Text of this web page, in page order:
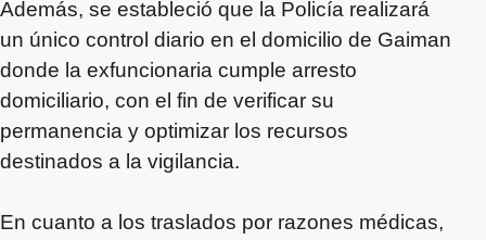
Además, se estableció que la Policía realizará
un único control diario en el domicilio de Gaiman
donde la exfuncionaria cumple arresto
domiciliario, con el fin de verificar su
permanencia y optimizar los recursos
destinados a la vigilancia.
En cuanto a los traslados por razones médicas,